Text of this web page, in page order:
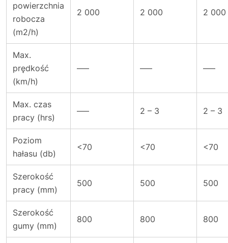
powierzchnia
robocza
(m2/h)
2 000 2 000 2 000
Max.
prędkość
(km/h)
—– —– —–
Max. czas
pracy (hrs)
—– 2 – 3 2 – 3
Poziom
hałasu (db)
<70 <70 <70
Szerokość
pracy (mm)
500 500 500
Szerokość
gumy (mm)
800 800 800